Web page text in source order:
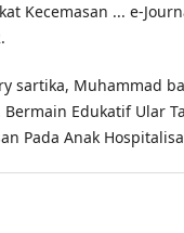
Kecemasan ... e-
sartika, Muhammad
Bermain Edukatif Ular
Pada Anak